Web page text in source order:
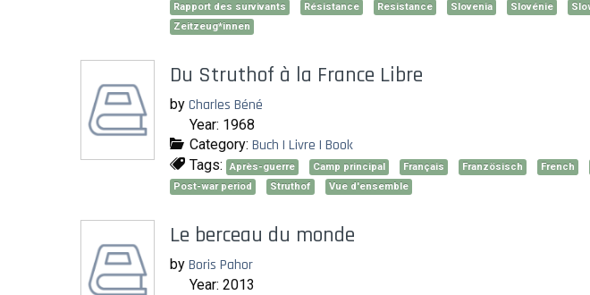
Rapport des survivants
Résistance Resistance Slovenia Slovénie
Zeitzeug*innen
Du Struthof à la France Libre
by Charles Béné
Year: 1968
Category: Buch | Livre | Book
Tags: Après-guerre Camp principal Français Französisch French
Post-war period
Struthof Vue d'ensemble
Le berceau du monde
by Boris Pahor
Year: 2013